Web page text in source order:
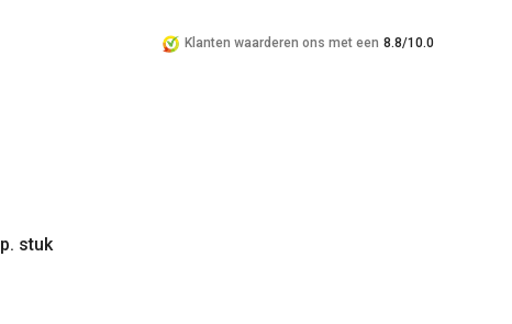
Klanten waarderen ons met een 8.8/10.0
p. stuk